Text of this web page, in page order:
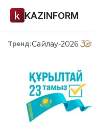
KAZINFORM
Тренд:Сайлау-2026